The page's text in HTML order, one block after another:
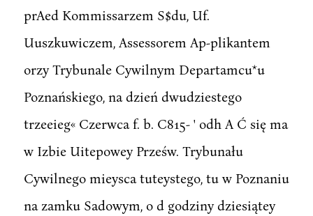
prAed Kommissarzem S$du, Uf.
Uuszkuwiczem, Assessorem Ap-plikantem
orzy Trybunale Cywilnym Departamcu*u
Poznańskiego, na dzień dwudziestego
trzeeieg« Czerwca f. b. C815- ' odh A Ć się ma
w Izbie Uitepowey Prześw. Trybunału
Cywilnego mieysca tuteystego, tu w Poznaniu
na zamku Sadowym, o d godziny dziesiątey